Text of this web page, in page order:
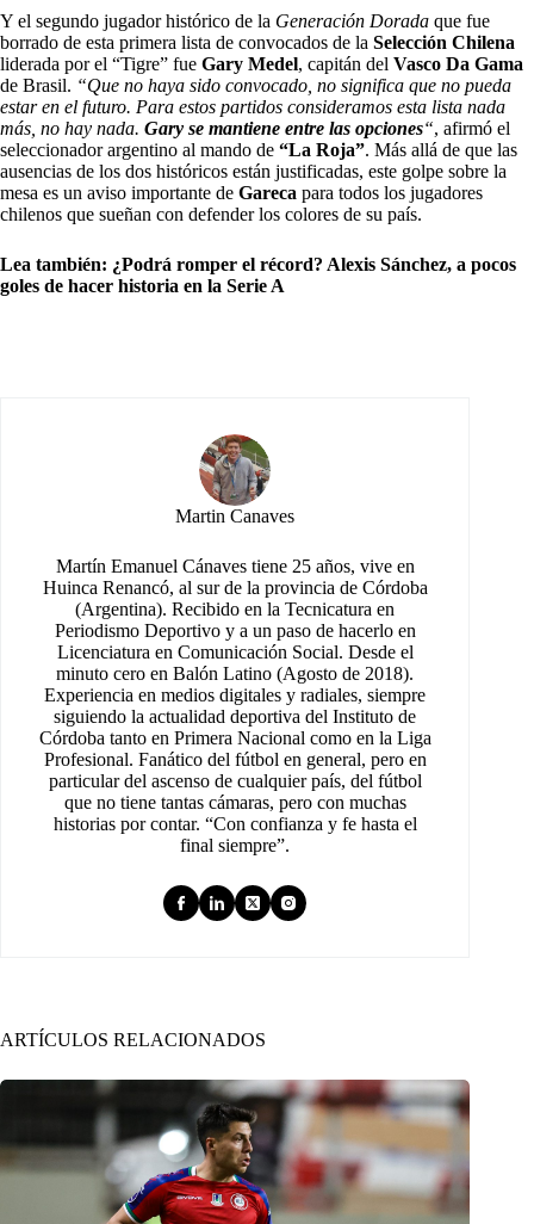
Y el segundo jugador histórico de la Generación Dorada que fue
borrado de esta primera lista de convocados de la Selección Chilena
liderada por el “Tigre” fue Gary Medel, capitán del Vasco Da Gama
de Brasil. “Que no haya sido convocado, no significa que no pueda
estar en el futuro. Para estos partidos consideramos esta lista nada
más, no hay nada. Gary se mantiene entre las opciones“, afirmó el
seleccionador argentino al mando de “La Roja”. Más allá de que las
ausencias de los dos históricos están justificadas, este golpe sobre la
mesa es un aviso importante de Gareca para todos los jugadores
chilenos que sueñan con defender los colores de su país.
Lea también: ¿Podrá romper el récord? Alexis Sánchez, a pocos
goles de hacer historia en la Serie A
Martin Canaves
Martín Emanuel Cánaves tiene 25 años, vive en
Huinca Renancó, al sur de la provincia de Córdoba
(Argentina). Recibido en la Tecnicatura en
Periodismo Deportivo y a un paso de hacerlo en
Licenciatura en Comunicación Social. Desde el
minuto cero en Balón Latino (Agosto de 2018).
Experiencia en medios digitales y radiales, siempre
siguiendo la actualidad deportiva del Instituto de
Córdoba tanto en Primera Nacional como en la Liga
Profesional. Fanático del fútbol en general, pero en
particular del ascenso de cualquier país, del fútbol
que no tiene tantas cámaras, pero con muchas
historias por contar. “Con confianza y fe hasta el
final siempre”.
ARTÍCULOS RELACIONADOS